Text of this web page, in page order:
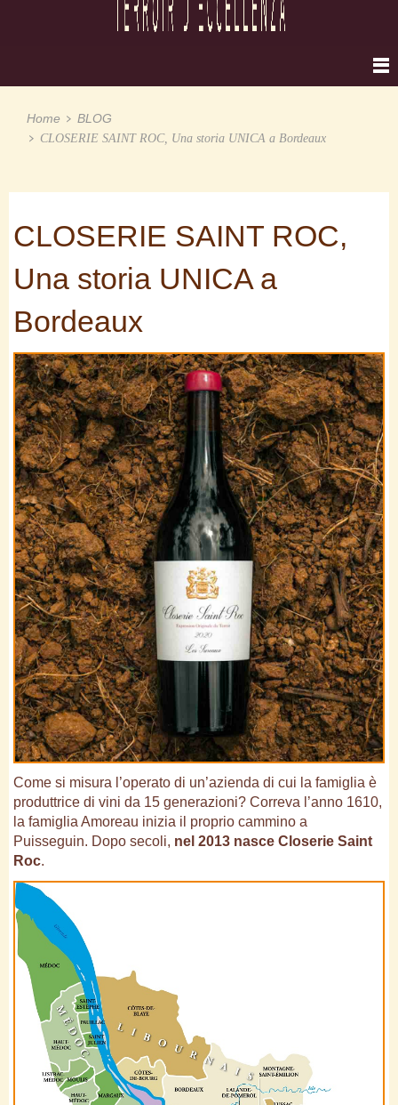
Home BLOG
CLOSERIE SAINT ROC, Una storia UNICA a Bordeaux
CLOSERIE SAINT ROC,
Una storia UNICA a
Bordeaux
Come si misura l’operato di un’azienda di cui la famiglia è
produttrice di vini da 15 generazioni? Correva l’anno 1610,
la famiglia Amoreau inizia il proprio cammino a
Puisseguin. Dopo secoli, nel 2013 nasce Closerie Saint
Roc.